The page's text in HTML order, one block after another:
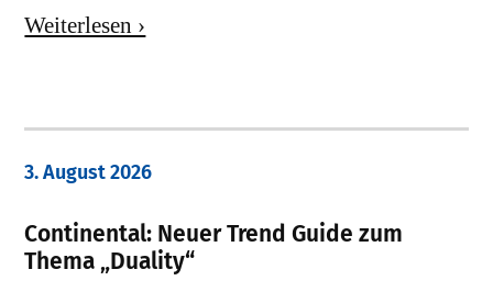
Weiterlesen ›
3. August 2026
Continental: Neuer Trend Guide zum
Thema „Duality“